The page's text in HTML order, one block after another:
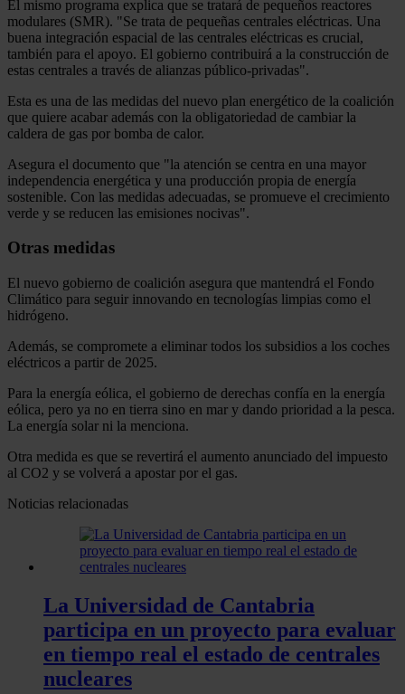
El mismo programa explica que se tratará de pequeños reactores
modulares (SMR). "Se trata de pequeñas centrales eléctricas. Una
buena integración espacial de las centrales eléctricas es crucial,
también para el apoyo. El gobierno contribuirá a la construcción de
estas centrales a través de alianzas público-privadas".
Esta es una de las medidas del nuevo plan energético de la coalición
que quiere acabar además con la obligatoriedad de cambiar la
caldera de gas por bomba de calor.
Asegura el documento que "la atención se centra en una mayor
independencia energética y una producción propia de energía
sostenible. Con las medidas adecuadas, se promueve el crecimiento
verde y se reducen las emisiones nocivas".
Otras medidas
El nuevo gobierno de coalición asegura que mantendrá el Fondo
Climático para seguir innovando en tecnologías limpias como el
hidrógeno.
Además, se compromete a eliminar todos los subsidios a los coches
eléctricos a partir de 2025.
Para la energía eólica, el gobierno de derechas confía en la energía
eólica, pero ya no en tierra sino en mar y dando prioridad a la pesca.
La energía solar ni la menciona.
Otra medida es que se revertirá el aumento anunciado del impuesto
al CO2 y se volverá a apostar por el gas.
Noticias relacionadas
La Universidad de Cantabria
participa en un proyecto para evaluar
en tiempo real el estado de centrales
nucleares